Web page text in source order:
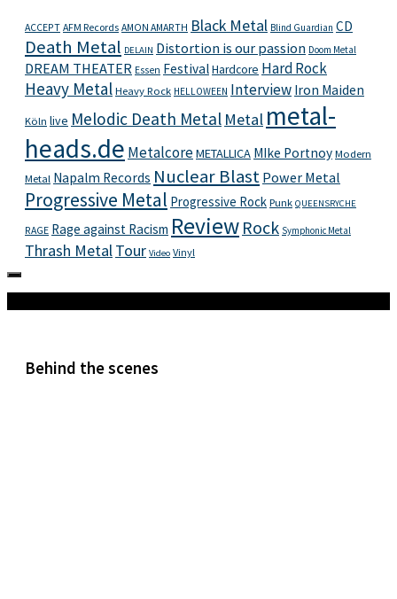
ACCEPT AFM Records AMON AMARTH Black Metal Blind Guardian CD
Death Metal DELAIN Distortion is our passion Doom Metal
DREAM THEATER Essen FestivalHardcore Hard Rock
Heavy Metal Heavy Rock HELLOWEEN Interview Iron Maiden
Köln live Melodic Death Metal Metal metal-
heads.de MetalcoreMETALLICA MIke Portnoy Modern
Metal Napalm Records Nuclear Blast Power Metal
Progressive Metal Progressive Rock Punk QUEENSRYCHE
RAGE Rage against Racism Review Rock Symphonic Metal
Thrash MetalTour Video Vinyl
Behind the scenes